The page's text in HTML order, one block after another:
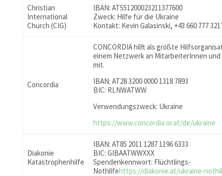
Christian
International
Church (CIG)
IBAN: AT551200023211377600
Zweck: Hilfe für die Ukraine
Kontakt: Kevin Galasinski, +43 660 777
Concordia
CONCORDIA hilft als größte
einem Netzwerk an MitarbeiterInnen
mit.
IBAN: AT28 3200 0000 1318 7893
BIC: RLNWATWW
Verwendungszweck: Ukraine
https://www.concordia.or.at/de/ukraine
Diakonie
Katastrophenhilfe
IBAN: AT85 2011 1287 1196 6333
BIC: GIBAATWWXXX
Spendenkennwort: Flüchtlings-
Nothilfehttps://diakonie.at/ukraine-